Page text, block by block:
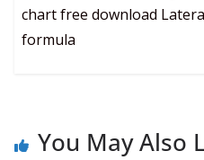
chart free download
formula
You May Also